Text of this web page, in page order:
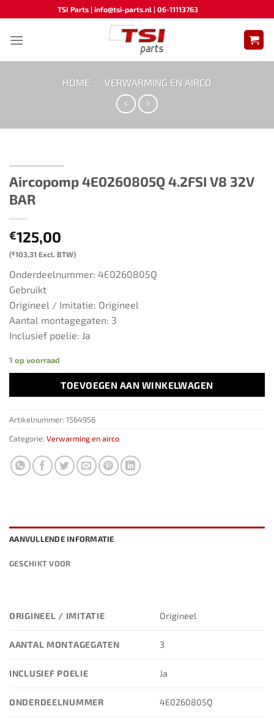
naar
inhoud
TSI Parts | info@tsi-parts.nl | 06-11113763
HOME / VERWARMING EN AIRCO
Aircopomp ​​4E0260805Q 4.2FSI V8 32V
BAR
€125,00
(€103,31 Excl. BTW)
Onderdeelnummer: 4E0260805Q
Gebruikt
Origineel / Imitatie: Origineel
Aantal montagegaten: 3
Inclusief poelie: Ja
1 op voorraad
TOEVOEGEN AAN WINKELWAGEN
Artikelnummer: 1564956
Categorie: Verwarming en airco
AANVULLENDE INFORMATIE
GESCHIKT VOOR
ORIGINEEL / IMITATIE Origineel
AANTAL MONTAGEGATEN 3
INCLUSIEF POELIE Ja
ONDERDEELNUMMER 4E0260805Q